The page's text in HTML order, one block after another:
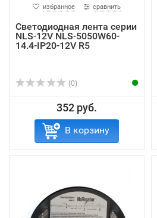
избранное сравнить
Светодиодная лента серии
NLS-12V NLS-5050W60-
14.4-IP20-12V R5
(0)
352 руб.
В корзину